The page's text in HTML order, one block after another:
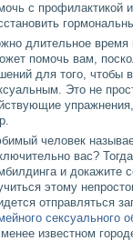
с профилактикой
длительное время
помочь вам,
для того, чтобы
Это не
человек
вас?
и докажите
этому
отправляться
сексуального
известном